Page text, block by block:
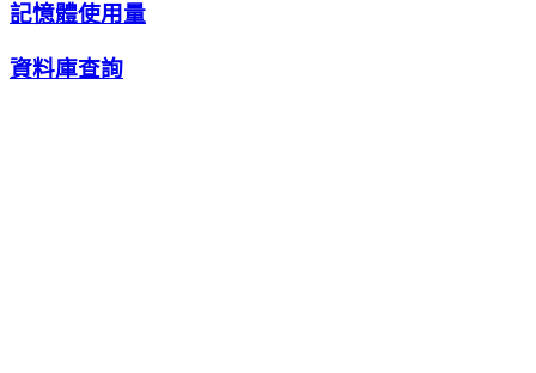
記憶體使用量
資料庫查詢